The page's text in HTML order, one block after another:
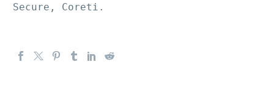
Secure, Coreti.